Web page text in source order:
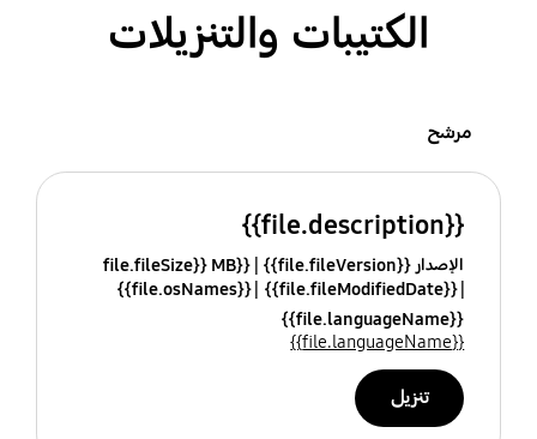
الكتيبات والتنزيلات
مرشح
{{file.description}}
الإصدار {{file.fileVersion}}
{{file.fileSize}} MB
{{file.fileModifiedDate}}
{{file.osNames}}
{{file.languageName}}
{{file.languageName}}
تنزيل